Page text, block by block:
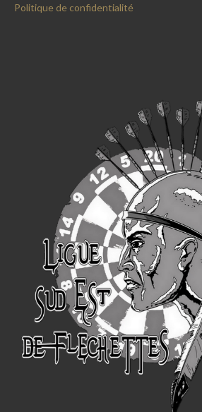
Politique de confidentialité